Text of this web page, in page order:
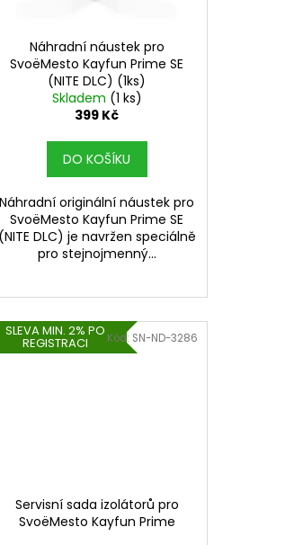
Náhradní náustek pro
SvoëMesto Kayfun Prime SE
(NITE DLC) (1ks)
Skladem (1 ks)
399 Kč
DO KOŠÍKU
Náhradní originální náustek pro
SvoëMesto Kayfun Prime SE
(NITE DLC) je navržen speciálně
pro stejnojmenný...
SLEVA MIN. 2% PO
REGISTRACI
Servisní sada izolátorů pro
SvoëMesto Kayfun Prime
Kód: SN-ND-3286